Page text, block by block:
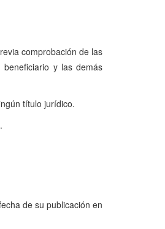
comprobación de las
y las demás
título jurídico.
de su publicación en